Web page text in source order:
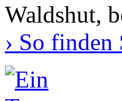
Waldshut,
› So finden